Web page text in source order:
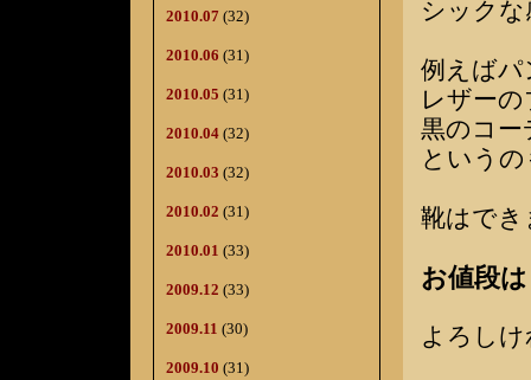
2010.07 (32)
2010.06 (31)
2010.05 (31)
2010.04 (32)
2010.03 (32)
2010.02 (31)
2010.01 (33)
2009.12 (33)
2009.11 (30)
2009.10 (31)
シック
例えば
レザー
黒のコ
という
靴はで
お値段
よろし